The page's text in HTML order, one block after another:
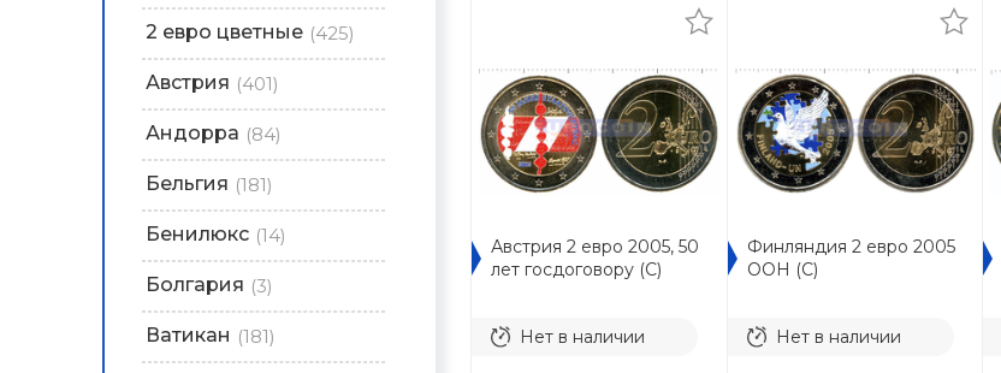
2 евро цветные (425)
Австрия (401)
Андорра (84)
Бельгия (181)
Бенилюкс (14)
Болгария (3)
Ватикан (181)
Австрия 2 евро 2005, 50
лет госдоговору (C)
Нет в наличии
Финляндия 2 евро 2005
ООН (C)
Нет в наличии